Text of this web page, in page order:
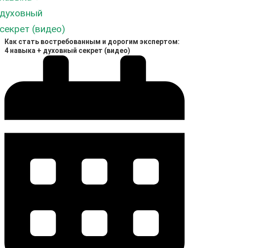
Как стать востребованным и дорогим экспертом:
4 навыка + духовный секрет (видео)